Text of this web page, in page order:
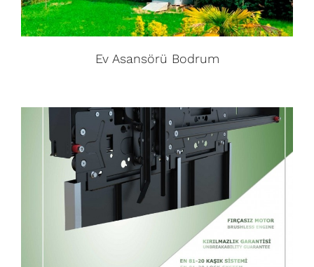
Ev Asansörü Bodrum